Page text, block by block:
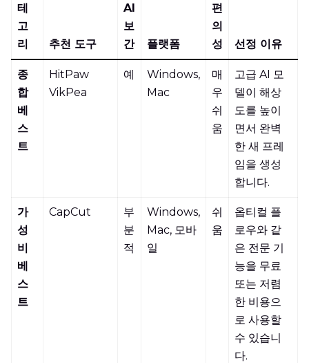
테
고
리
추천 도구
AI
보
간
플랫폼
편
의
성
선정 이유
종
합
베
스
트
HitPaw
VikPea
예
Windows,
Mac
매
우
쉬
움
고급 AI 모
델이 해상
도를 높이
면서 완벽
한 새 프레
임을 생성
합니다.
가
성
비
베
스
트
CapCut
부
분
적
Windows,
Mac, 모바
일
쉬
움
옵티컬 플
로우와 같
은 전문 기
능을 무료
또는 저렴
한 비용으
로 사용할
수 있습니
다.